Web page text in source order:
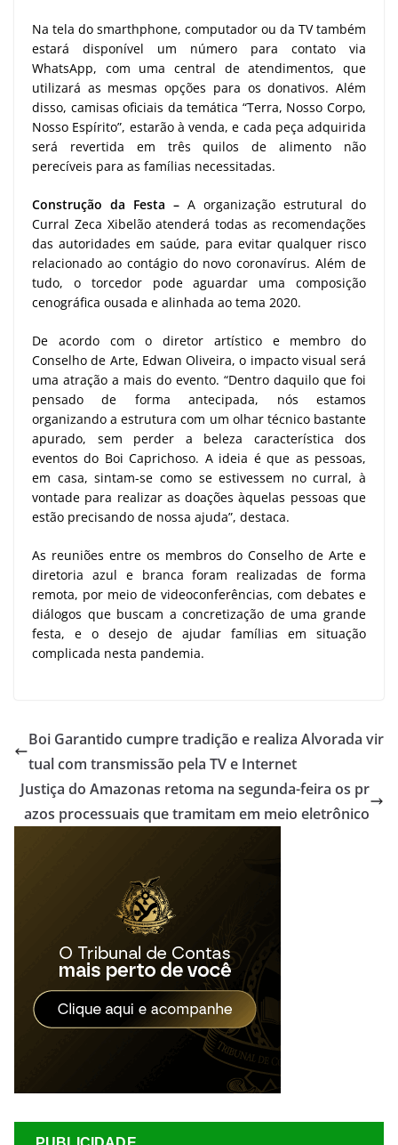
Na tela do smarthphone, computador ou da TV também
estará disponível um número para contato via
WhatsApp, com uma central de atendimentos, que
utilizará as mesmas opções para os donativos. Além
disso, camisas oficiais da temática “Terra, Nosso Corpo,
Nosso Espírito”, estarão à venda, e cada peça adquirida
será revertida em três quilos de alimento não
perecíveis para as famílias necessitadas.
Construção da Festa – A organização estrutural do
Curral Zeca Xibelão atenderá todas as recomendações
das autoridades em saúde, para evitar qualquer risco
relacionado ao contágio do novo coronavírus. Além de
tudo, o torcedor pode aguardar uma composição
cenográfica ousada e alinhada ao tema 2020.
De acordo com o diretor artístico e membro do
Conselho de Arte, Edwan Oliveira, o impacto visual será
uma atração a mais do evento. “Dentro daquilo que foi
pensado de forma antecipada, nós estamos
organizando a estrutura com um olhar técnico bastante
apurado, sem perder a beleza característica dos
eventos do Boi Caprichoso. A ideia é que as pessoas,
em casa, sintam-se como se estivessem no curral, à
vontade para realizar as doações àquelas pessoas que
estão precisando de nossa ajuda”, destaca.
As reuniões entre os membros do Conselho de Arte e
diretoria azul e branca foram realizadas de forma
remota, por meio de videoconferências, com debates e
diálogos que buscam a concretização de uma grande
festa, e o desejo de ajudar famílias em situação
complicada nesta pandemia.
Boi Garantido cumpre tradição e realiza Alvorada vir
tual com transmissão pela TV e Internet
Justiça do Amazonas retoma na segunda-feira os pr
azos processuais que tramitam em meio eletrônico